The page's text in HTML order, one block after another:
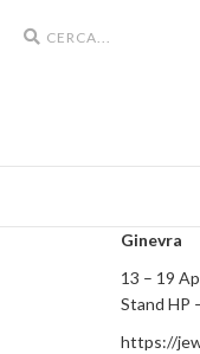
Search
Ginevra
13 – 19
Stand HP
https://